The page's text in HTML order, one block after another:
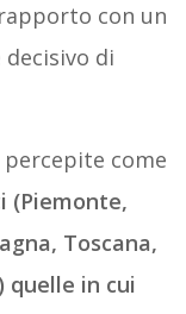
con un
di
come
(Piemonte,
Toscana,
quelle in cui